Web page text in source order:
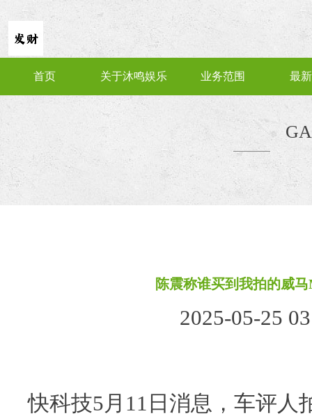
首页 关于沐鸣娱乐 业务范围 最
陈震称谁买到我拍的威
2025-05-25
快科技5月11日消息，车评人